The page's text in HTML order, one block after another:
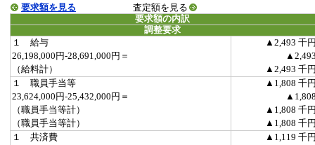
要求額を見る
査定額を見る
要求額の内訳
調整要求
１ 給与
▲2,493 千
26,198,000円-28,691,000円＝
（給料計）
▲2,493 千
１ 職員手当等
▲1,808 千
23,624,000円-25,432,000円＝
（職員手当等計）
▲1,808 千
（職員手当等計）
▲1,808 千
１ 共済費
▲1,119 千